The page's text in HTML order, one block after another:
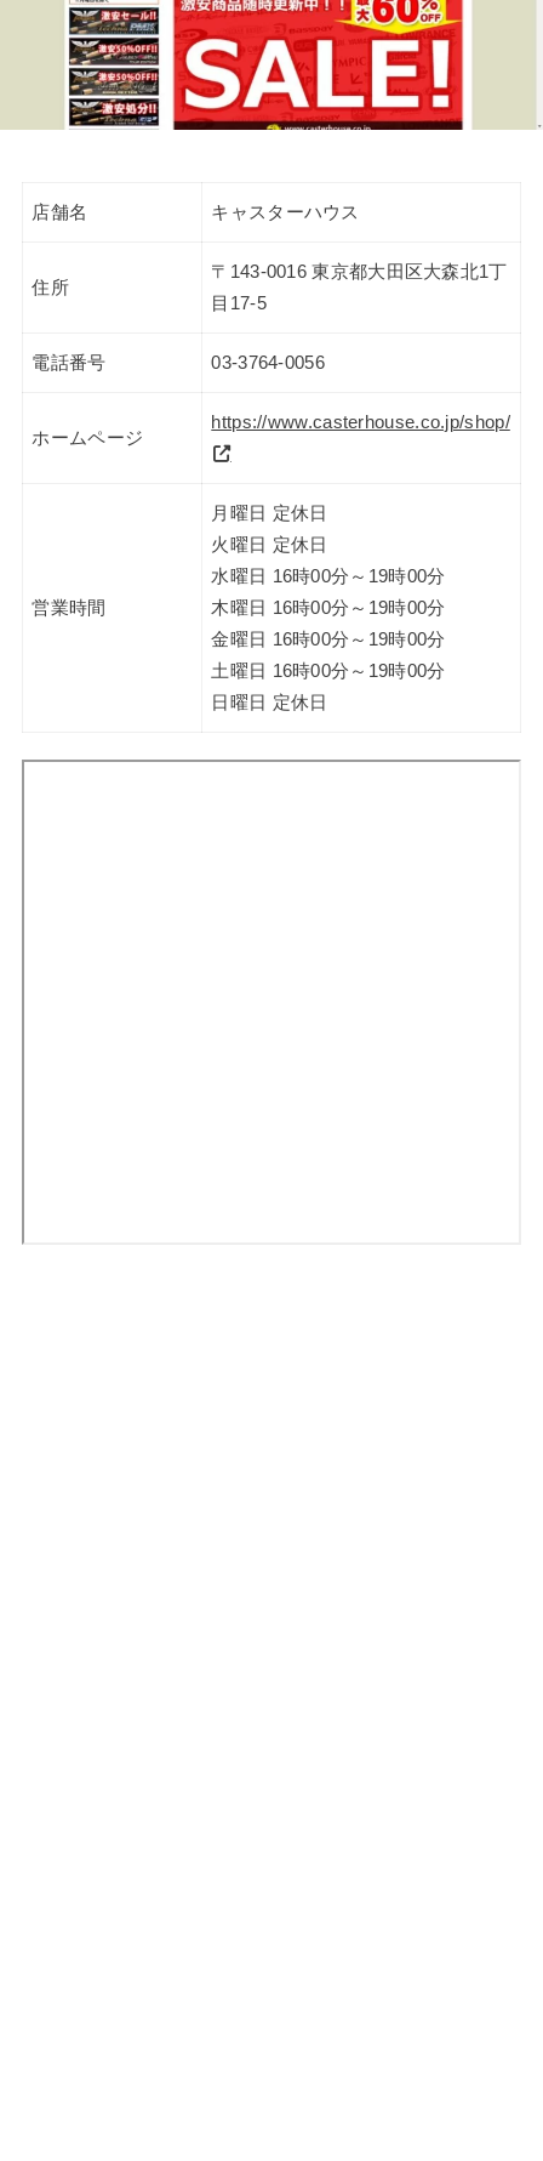
店舗名 キャスターハウス
住所
〒143-0016 東京都大田区大森北1丁
目17-5
電話番号 03-3764-0056
ホームページ
https://www.casterhouse.co.jp/shop/
営業時間
月曜日 定休日
火曜日 定休日
水曜日 16時00分～19時00分
木曜日 16時00分～19時00分
金曜日 16時00分～19時00分
土曜日 16時00分～19時00分
日曜日 定休日